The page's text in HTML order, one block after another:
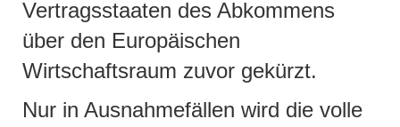
Vertragsstaaten des Abkommens
über den Europäischen
Wirtschaftsraum zuvor gekürzt.
Nur in Ausnahmefällen wird die volle